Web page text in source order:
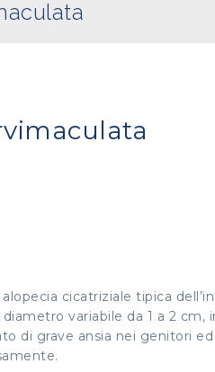
cicatriziale tipica
variabile da 1 a 2
di grave ansia nei genitori